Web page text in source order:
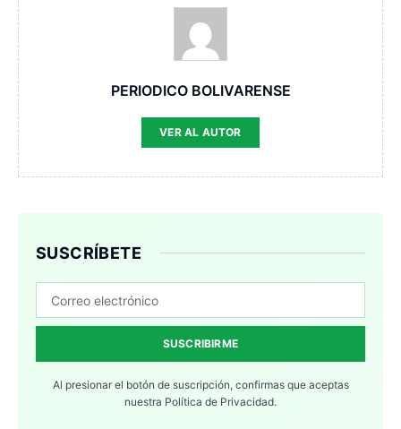
PERIODICO BOLIVARENSE
VER AL AUTOR
SUSCRÍBETE
SUSCRIBIRME
Al presionar el botón de suscripción, confirmas que aceptas
nuestra Política de Privacidad.